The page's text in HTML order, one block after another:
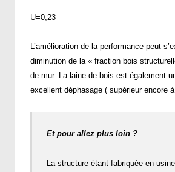
U=0,23
L’amélioration de la performance peut
diminution de la « fraction bois
de mur. La laine de bois est également
excellent déphasage ( supérieur encore
Et pour allez plus loin ?
La structure étant fabriquée en